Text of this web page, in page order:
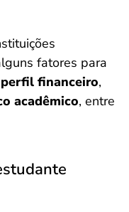
fatores para
perfil financeiro,
acadêmico, entre